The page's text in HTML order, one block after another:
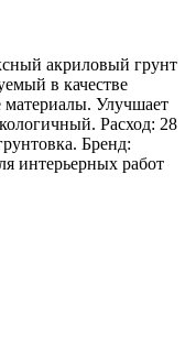
акриловый грунт
в качестве
Улучшает
Расход: 28
Бренд:
интерьерных работ